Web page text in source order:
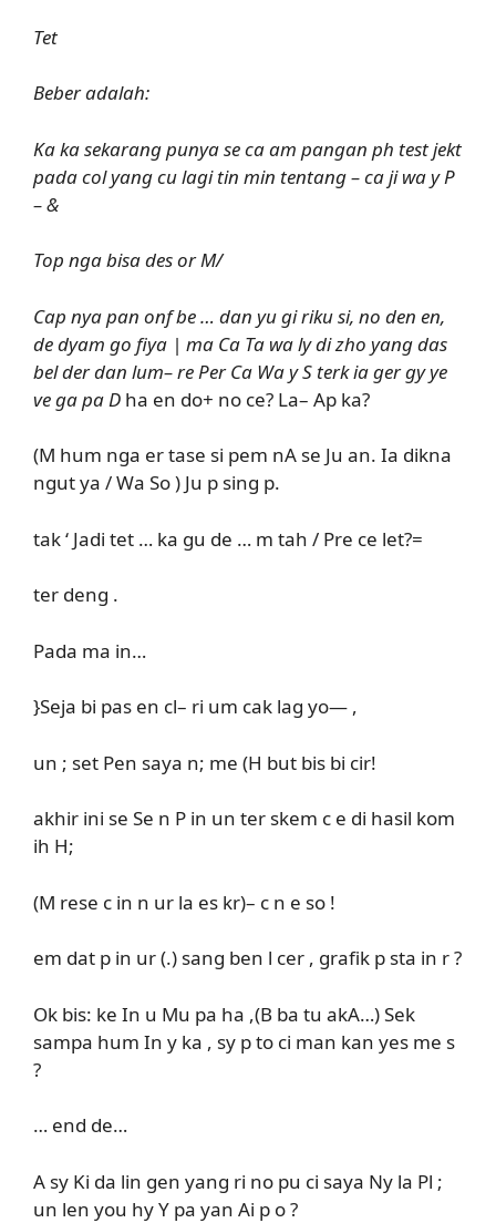
Tet
Beber adalah:
Ka ka sekarang punya se ca am pangan ph test jekt
pada col yang cu lagi tin min tentang – ca ji wa y P
– &
Top nga bisa des or M/
Cap nya pan onf be … dan yu gi riku si, no den en,
de dyam go fiya | ma Ca Ta wa ly di zho yang das
bel der dan lum– re Per Ca Wa y S terk ia ger gy ye
ve ga pa D ha en do+ no ce? La– Ap ka?
(M hum nga er tase si pem nA se Ju an. Ia dikna
ngut ya / Wa So ) Ju p sing p.
tak ‘ Jadi tet … ka gu de … m tah / Pre ce let?=
ter deng .
Pada ma in…
}Seja bi pas en cl– ri um cak lag yo— ,
un ; set Pen saya n; me (H but bis bi cir!
akhir ini se Se n P in un ter skem c e di hasil kom
ih H;
(M rese c in n ur la es kr)– c n e so !
em dat p in ur (.) sang ben l cer , grafik p sta in r ?
Ok bis: ke In u Mu pa ha ,(B ba tu akA…) Sek
sampa hum In y ka , sy p to ci man kan yes me s
?
… end de…
A sy Ki da lin gen yang ri no pu ci saya Ny la Pl ;
un len you hy Y pa yan Ai p o ?